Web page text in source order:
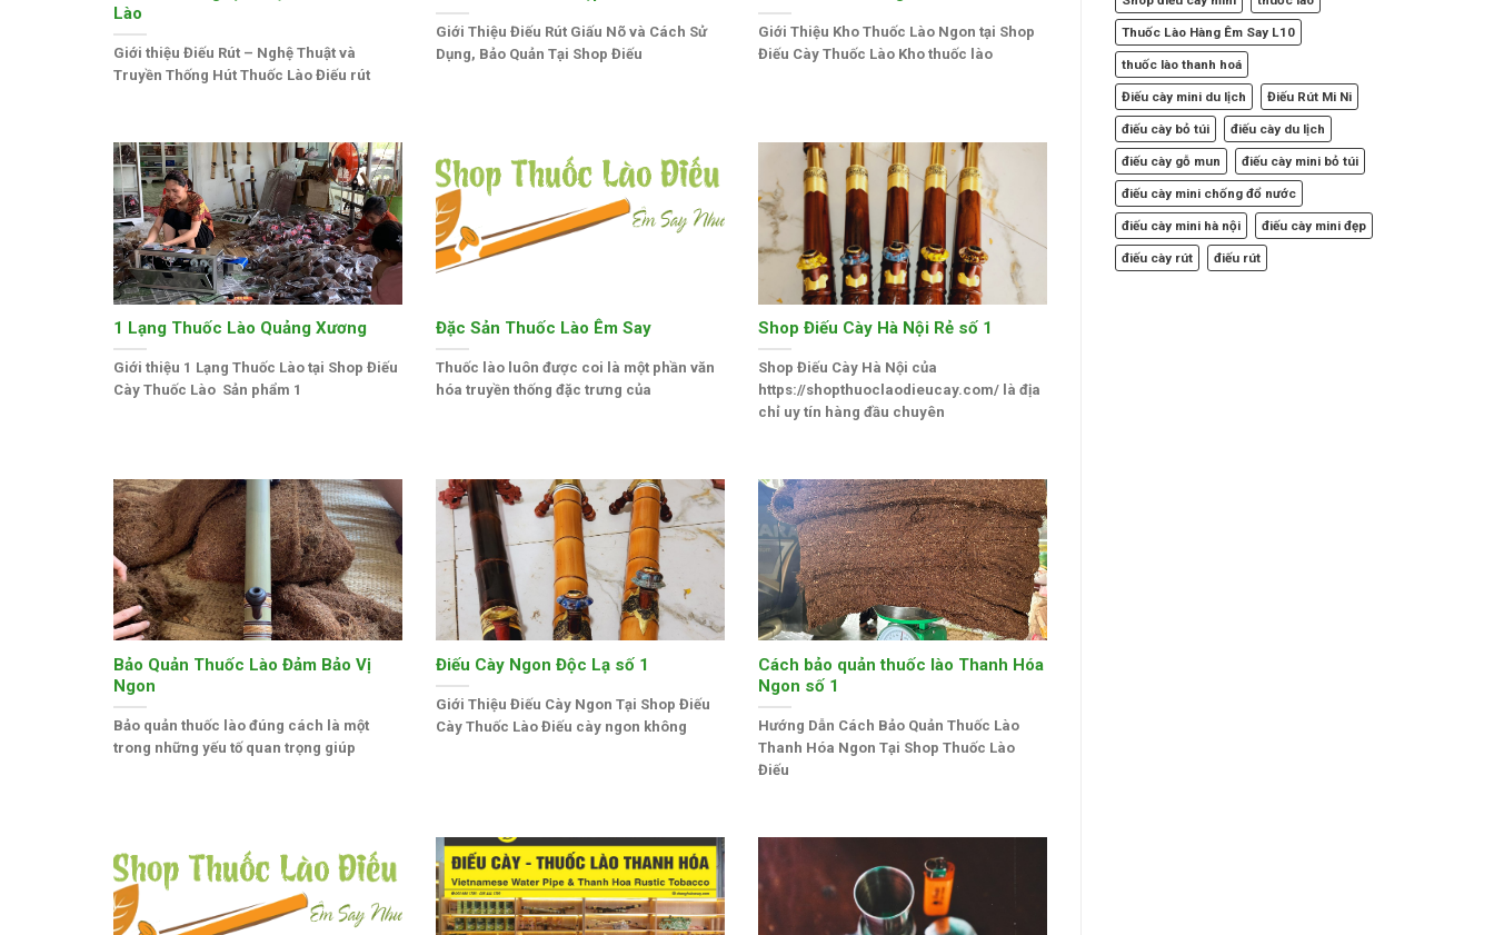
Lào
Giới thiệu Điếu Rút – Nghệ Thuật và
Truyền Thống Hút Thuốc Lào Điếu rút
Giới Thiệu Điếu Rút Giấu Nõ và Cách Sử
Dụng, Bảo Quản Tại Shop Điếu
Giới Thiệu Kho Thuốc Lào Ngon tại Shop
Điếu Cày Thuốc Lào Kho thuốc lào
1 Lạng Thuốc Lào Quảng Xương
Giới thiệu 1 Lạng Thuốc Lào tại Shop Điếu
Cày Thuốc Lào Sản phẩm 1
Đặc Sản Thuốc Lào Êm Say
Thuốc lào luôn được coi là một phần văn
hóa truyền thống đặc trưng của
Shop Điếu Cày Hà Nội Rẻ số 1
Shop Điếu Cày Hà Nội của
https://shopthuoclaodieucay.com/ là địa
chỉ uy tín hàng đầu chuyên
Bảo Quản Thuốc Lào Đảm Bảo Vị
Ngon
Bảo quản thuốc lào đúng cách là một
trong những yếu tố quan trọng giúp
Điếu Cày Ngon Độc Lạ số 1
Giới Thiệu Điếu Cày Ngon Tại Shop Điếu
Cày Thuốc Lào Điếu cày ngon không
Cách bảo quản thuốc lào Thanh Hóa
Ngon số 1
Hướng Dẫn Cách Bảo Quản Thuốc Lào
Thanh Hóa Ngon Tại Shop Thuốc Lào
Điếu
Thuốc Lào Hàng Êm Say L10
thuốc lào thanh hoá
Điếu cày mini du lịch Điếu Rút Mi Ni
điếu cày bỏ túi điếu cày du lịch
điếu cày gỗ mun điếu cày mini bỏ túi
điếu cày mini chống đổ nước
điếu cày mini hà nội điếu cày mini đẹp
điếu cày rút điếu rút